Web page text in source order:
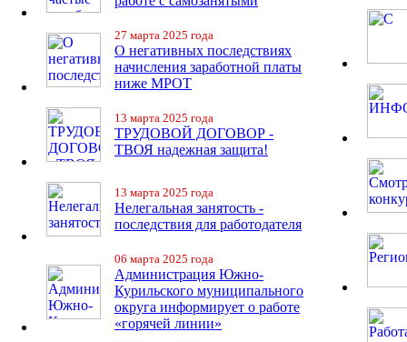
27 марта 2025 года
О негативных последствиях
начисления заработной платы
ниже МРОТ
13 марта 2025 года
ТРУДОВОЙ ДОГОВОР -
ТВОЯ надежная защита!
13 марта 2025 года
Нелегальная занятость -
последствия для работодателя
06 марта 2025 года
Администрация Южно-
Курильского муниципального
округа информирует о работе
«горячей линии»